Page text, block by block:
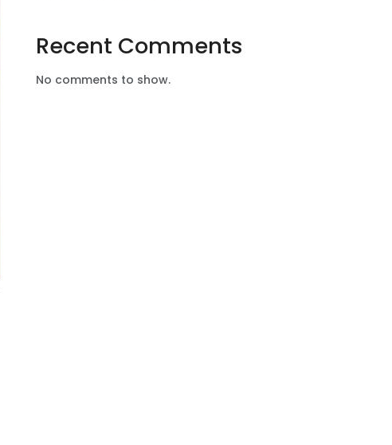
Recent Comments
No comments to show.